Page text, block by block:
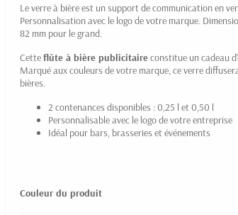
Le verre à bière est un support de communication en
Personnalisation avec le logo de votre marque.
82 mm pour le grand.
Cetteflûte à bière publicitaireconstitue un cadeau
Marqué aux couleurs de votre marque, ce verre
bières.
2 contenances disponibles : 0,25 l et 0,50 l
Personnalisable avec le logo de votre entreprise
Idéal pour bars, brasseries et événements
Couleur du produit